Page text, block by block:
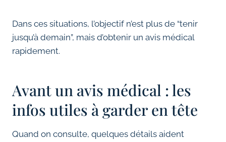
Dans ces situations, l’objectif n’est plus de “tenir
jusqu’à demain”, mais d’obtenir un avis médical
rapidement.
Avant un avis médical : les
infos utiles à garder en tête
Quand on consulte, quelques détails aident